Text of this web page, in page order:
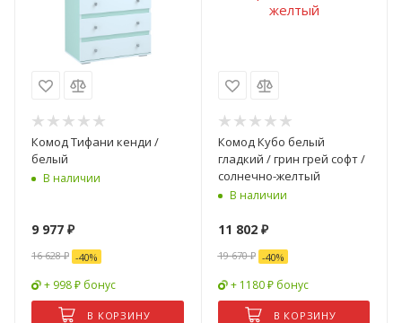
Комод Тифани кенди /
белый
В наличии
9 977 ₽
16 628₽ -40%
+ 998 ₽ бонус
В КОРЗИНУ
Комод Кубо белый
гладкий / грин грей софт /
солнечно-желтый
В наличии
11 802₽
19 670₽ -40%
+ 1180 ₽ бонус
В КОРЗИНУ